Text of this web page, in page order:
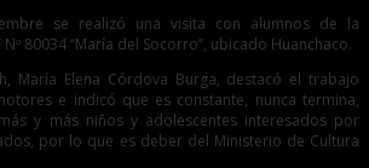
se realizó una visita con alumnos de la
80034 ‘‘María del Socorro’’, ubicado Huanchaco.
María Elena Córdova Burga, destacó el trabajo
e indicó que es constante, nunca termina,
y más niños y adolescentes interesados por
por lo que es deber del Ministerio de Cultura